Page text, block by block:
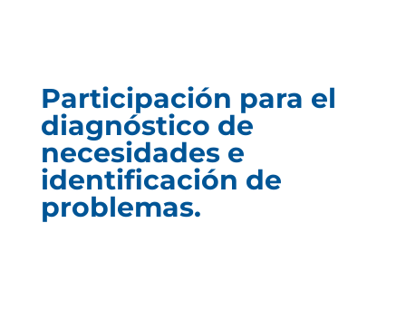
Participación para el
diagnóstico de
necesidades e
identificación de
problemas.